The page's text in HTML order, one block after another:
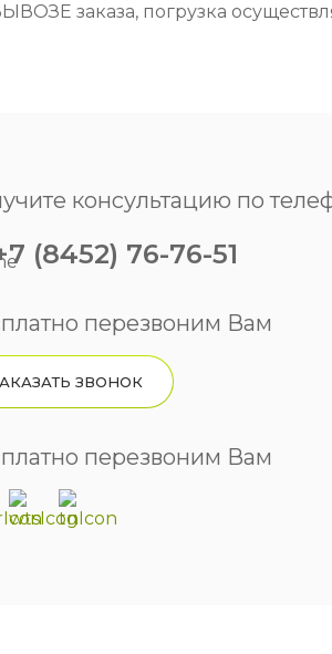
заказа, погрузка
консультацию по
(8452) 76-76-51
перезвоним Вам
ЗВОНОК
перезвоним Вам